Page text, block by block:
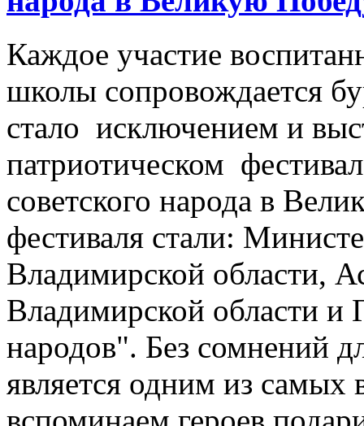
Каждое участие
школы сопровождается
стало исключением и
патриотическом
советского народа в
фестиваля стали:
Владимирской области,
Владимирской области
народов". Без сомнений
является одним из